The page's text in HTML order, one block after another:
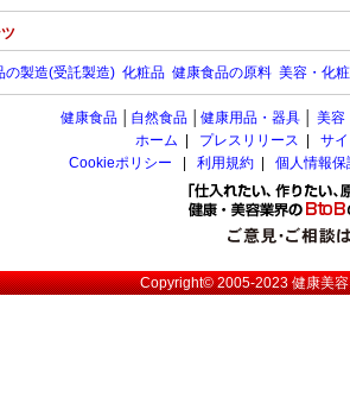
の製造(受託製造) 化粧品 健康食品の原料 美容・化
健康食品 自然食品 健康用品・器具 美容
ホーム
プレスリリース
サ
Cookieポリシー
利用規約 個人情報
Copyright© 2005-2023健康美